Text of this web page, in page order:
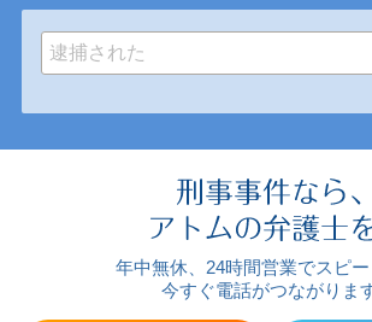
年中無休、24時間営業でスピ
今すぐ電話がつながりま